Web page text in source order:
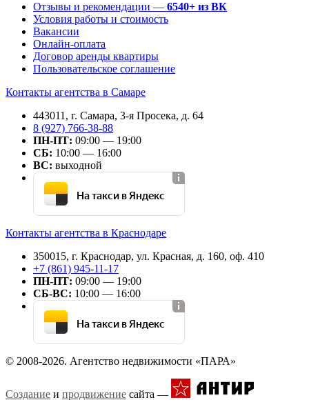
Отзывы и рекомендации — 6540+ из ВК
Условия работы и стоимость
Вакансии
Онлайн-оплата
Договор аренды квартиры
Пользовательское соглашение
Контакты агентства в Самаре
443011, г. Самара, 3-я Просека, д. 64
8 (927) 766-38-88
ПН-ПТ: 09:00 — 19:00
СБ: 10:00 — 16:00
ВС: выходной
На такси в Яндекс
Контакты агентства в Краснодаре
350015, г. Краснодар, ул. Красная, д. 160, оф. 410
+7 (861) 945-11-17
ПН-ПТ: 09:00 — 19:00
СБ-ВС: 10:00 — 16:00
На такси в Яндекс
© 2008-2026. Агентство недвижимости «ПАРА»
Создание и продвижение сайта —